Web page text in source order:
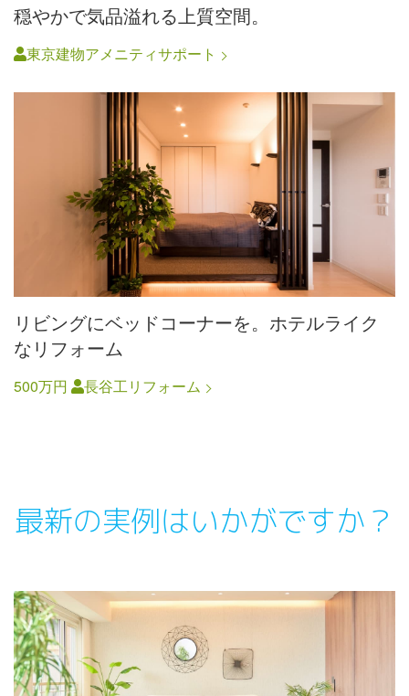
穏やかで気品溢れる上質空間。
東京建物アメニティサポート
リビングにベッドコーナーを。ホテルライク
なリフォーム
500万円 長谷工リフォーム
最新の実例はいかがですか？